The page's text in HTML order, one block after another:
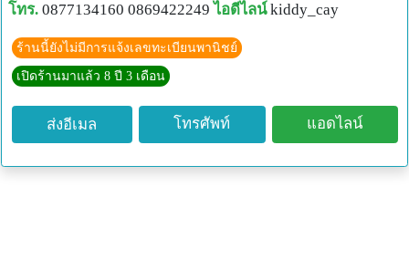
โทร. 0877134160 0869422249 ไอดีไลน์ kiddy_cay
ร้านนี้ยังไม่มีการแจ้งเลขทะเบียนพานิชย์
เปิดร้านมาแล้ว 8 ปี 3 เดือน
ส่งอีเมล โทรศัพท์ แอดไลน์